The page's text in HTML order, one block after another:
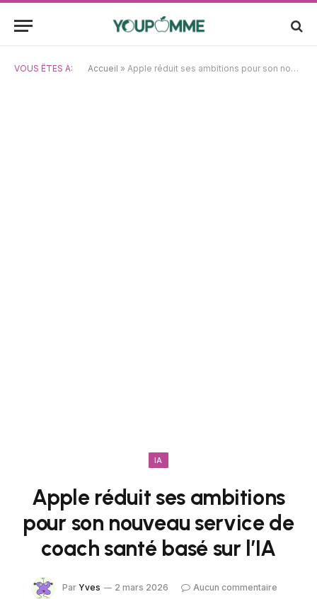
VOUS ÊTES À: Accueil » Apple réduit ses ambitions pour son nouveau service de coach santé basé sur l’IA
IA
Apple réduit ses ambitions
pour son nouveau service de
coach santé basé sur l’IA
Par Yves 2 mars 2026
Aucun commentaire